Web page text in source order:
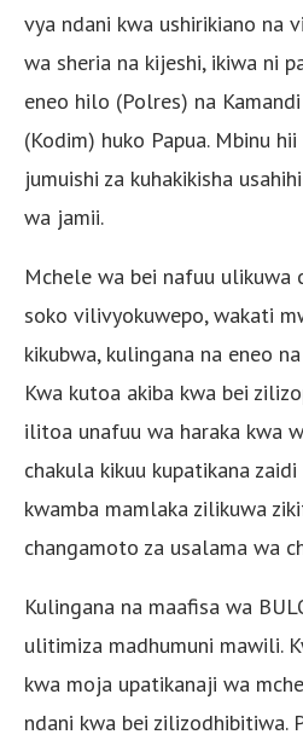
vya ndani kwa ushirikiano na
wa sheria na kijeshi, ikiwa ni
eneo hilo (Polres) na
(Kodim) huko Papua. Mbinu
jumuishi za kuhakikisha
wa jamii.
Mchele wa bei nafuu ulikuwa
soko vilivyokuwepo, wakati
kikubwa, kulingana na eneo
Kwa kutoa akiba kwa bei
ilitoa unafuu wa haraka kwa
chakula kikuu kupatikana
kwamba mamlaka zilikuwa
changamoto za usalama wa
Kulingana na maafisa wa
ulitimiza madhumuni mawili.
kwa moja upatikanaji wa
ndani kwa bei zilizodhibitiwa.